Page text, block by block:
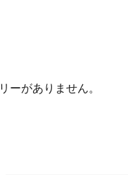
ーがありません。